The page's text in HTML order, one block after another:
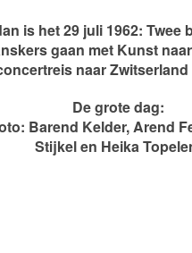
is het 29 juli 1962: Twee
gaan met Kunst
naar Zwitserland
De grote dag:
Barend Kelder, Arend
Stijkel en Heika